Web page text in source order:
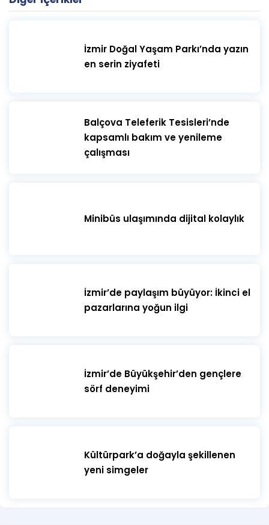
İzmir Doğal Yaşam Parkı’nda yazın
en serin ziyafeti
​Balçova Teleferik Tesisleri’nde
kapsamlı bakım ve yenileme
çalışması
Minibüs ulaşımında dijital kolaylık
İzmir’de paylaşım büyüyor: İkinci el
pazarlarına yoğun ilgi
İzmir’de Büyükşehir’den gençlere
sörf deneyimi
Kültürpark’a doğayla şekillenen
yeni simgeler